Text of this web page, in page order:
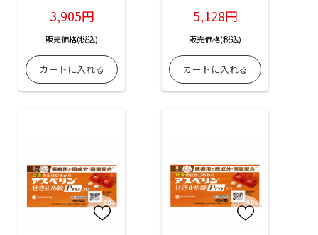
3,905円
販売価格(税込)
5,128円
販売価格(税込)